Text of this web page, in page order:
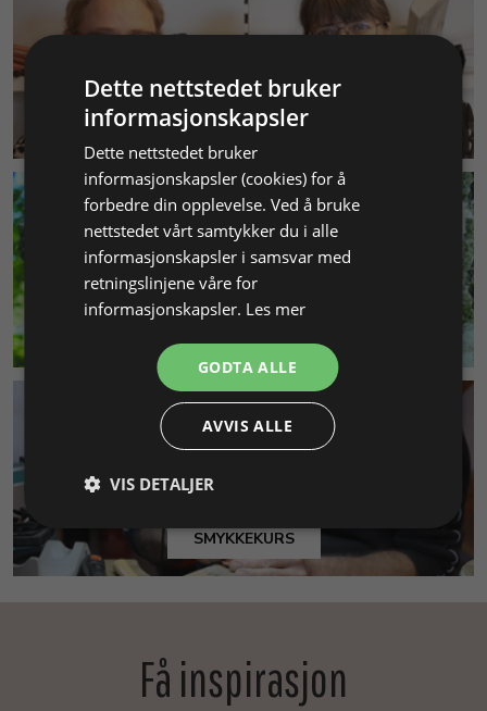
KUNDESERVICE
SMYKKEKURS
Få inspirasjon
Dette nettstedet bruker
informasjonskapsler
Dette nettstedet bruker
informasjonskapsler (cookies) for å
forbedre din opplevelse. Ved å bruke
nettstedet vårt samtykker du i alle
informasjonskapsler i samsvar med
retningslinjene våre for
informasjonskapsler. Les mer
GODTA ALLE
AVVIS ALLE
VIS DETALJER